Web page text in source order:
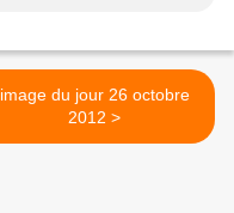
image du jour 26 octobre
2012 >